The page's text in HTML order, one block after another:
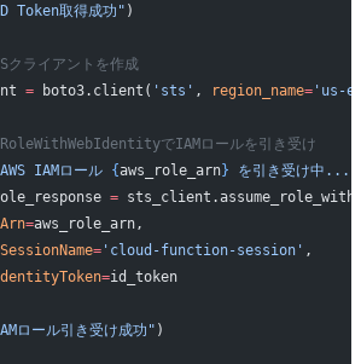
Token取得成功" )
ライアントを作成
= boto3.client( 'sts' , region_name='us-
でIAMロールを引き受け
IAMロール {aws_role_arn} を引き受け中..."
=
=aws_role_arn,
='cloud-function-session' ,
=id_token
ロール引き受け成功" )